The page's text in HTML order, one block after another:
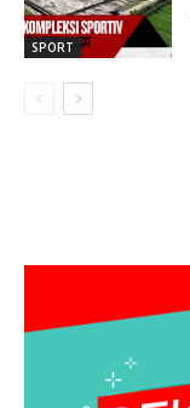
SPORT